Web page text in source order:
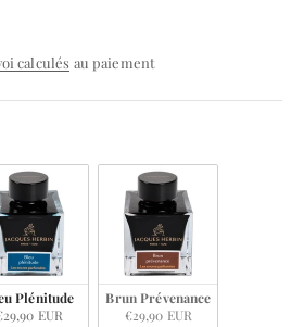
calculés au paiement
Plénitude
EUR
Brun Prévenance
€29,90 EUR